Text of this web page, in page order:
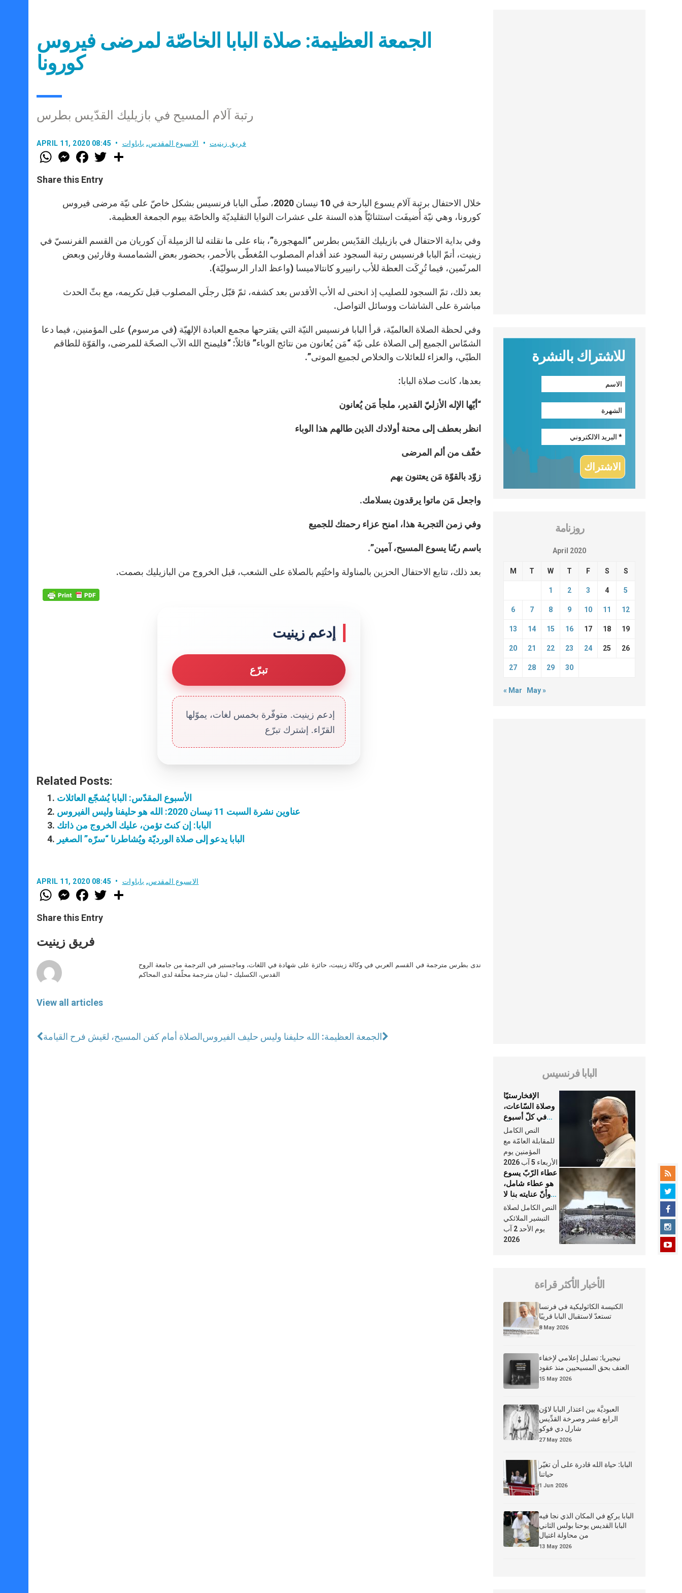
الجمعة العظيمة: صلاة البابا الخاصّة لمرضى فيروس
كورونا
رتبة آلام المسيح في بازيليك القدّيس بطرس
APRIL 11, 2020 08:45 فريق زينيت الاسبوع المقدس, باباوات
W
h
t
s
M
e
s
e
g
e
F
a
e
b
k
w
r
Share this Entry
خلال الاحتفال برتبة آلام يسوع البارحة في 10 نيسان 2020، صلّى البابا فرنسيس بشكل خاصّ على نيّة مرضى فيروس
كورونا، وهي نيّة أُضيفَت استثنائيّاً هذه السنة على عشرات النوايا التقليديّة والخاصّة بيوم الجمعة العظيمة.
وفي بداية الاحتفال في بازيليك القدّيس بطرس “المهجورة”، بناء على ما نقلته لنا الزميلة آن كوريان من القسم الفرنسيّ في
زينيت، أتمّ البابا فرنسيس رتبة السجود عند أقدام المصلوب المُغطّى بالأحمر، بحضور بعض الشمامسة وقارئين وبعض
المرنّمين، فيما تُرِكَت العظة للأب رانييرو كانتالاميسا (واعظ الدار الرسوليّة).
بعد ذلك، تمّ السجود للصليب إذ انحنى له الأب الأقدس بعد كشفه، ثمّ قبّل رجلَي المصلوب قبل تكريمه، مع بثّ الحدث
مباشرة على الشاشات ووسائل التواصل.
وفي لحظة الصلاة العالميّة، قرأ البابا فرنسيس النيّة التي يقترحها مجمع العبادة الإلهيّة (في مرسوم) على المؤمنين، فيما دعا
الشمّاس الجميع إلى الصلاة على نيّة “مَن يُعانون من نتائج الوباء” قائلاً: “فليمنح الله الآب الصحّة للمرضى، والقوّة للطاقم
الطبّي، والعزاء للعائلات والخلاص لجميع الموتى”.
بعدها، كانت صلاة البابا:
“أيّها الإله الأزليّ القدير، ملجأ مَن يُعانون
انظر بعطف إلى محنة أولادك الذين طالهم هذا الوباء
خفّف من ألم المرضى
زوّد بالقوّة مَن يعتنون بهم
واجعل مَن ماتوا يرقدون بسلامك.
وفي زمن التجربة هذا، امنح عزاء رحمتك للجميع
باسم ربّنا يسوع المسيح، آمين”.
بعد ذلك، تتابع الاحتفال الحزين بالمناولة واختُتِم بالصلاة على الشعب، قبل الخروج من البازيليك بصمت.
إدعم زينيت
تبرّع
إدعم زينيت. متوفّرة بخمس لغات، يموّلها
القرّاء. إشترك تبرّع
Related Posts:
الأسبوع المقدّس: البابا يُشجّع العائلات
عناوين نشرة السبت 11 نيسان 2020: الله هو حليفنا وليس الفيروس
البابا: إن كنتَ تؤمن، عليك الخروج من ذاتك
البابا يدعو إلى صلاة الورديّة ويُشاطرنا “سرّه” الصغير
APRIL 11, 2020 08:45 الاسبوع المقدس, باباوات
W
h
t
s
p
p
M
e
s
e
g
e
F
a
e
b
o
k
w
Share this Entry
فريق زينيت
View all articles
ندى بطرس مترجمة في القسم العربي في وكالة زينيت، حائزة على شهادة في اللغات، وماجستير في الترجمة من جامعة الروح
القدس، الكسليك - لبنان مترجمة محلّفة لدى المحاكم
الصلاة أمام كفن المسيح، لعَيش فرح القيامةالجمعة العظيمة: الله حليفنا وليس حليف الفيروس
للاشتراك بالنشرة
روزنامة
April 2020
M T W T F S S
1 2 3 4 5
6 7 8 9 10 11 12
13 14 15 16 17 18 19
20 21 22 23 24 25 26
27 28 29 30
« Mar May »
البابا فرنسيس
الإفخارستيّا
وصلاة السّاعات،
في كلّ أسبوع
وكلّ يوم، هما
النَّفَس في حياة
الكنيسة
النص الكامل
للمقابلة العامّة مع
المؤمنين يوم
الأربعاء 5 آب 2026
عطاء الرّبّ يسوع
هو عطاء شامل،
وأنّ عنايته بنا لا
تغيب عنّا أبدًا
النص الكامل لصلاة
التبشير الملائكي
يوم الأحد 2 آب
2026
الأخبار الأكثر قراءة
الكنيسة الكاثوليكية في فرنسا
تستعدّ لاستقبال البابا قريبًا
8 May 2026
نيجيريا: تضليل إعلامي لإخفاء
العنف بحق المسيحيين منذ عقود
15 May 2026
العبوديَّة بين اعتذار البابا لاوُن
الرابع عشر وصرخة القدِّيس
شارل دي فوكو
27 May 2026
البابا: حياة الله قادرة على أن تغيّر
حياتنا
1 Jun 2026
البابا يركع في المكان الذي نجا فيه
البابا القديس يوحنا بولس الثاني
من محاولة اغتيال
13 May 2026